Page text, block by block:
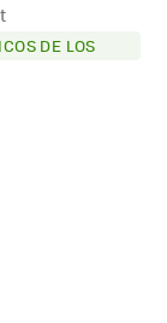
DE LOS